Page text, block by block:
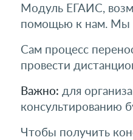
Модуль ЕГАИС,
помощью к нам. Мы
Сам процесс
провести
Важно: для
консультированию
Чтобы получить